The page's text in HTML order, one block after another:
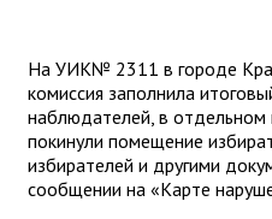
На УИК№ 2311 в городе
комиссия заполнила
наблюдателей, в отдельном
покинули помещение
избирателей и другими
сообщении на «Карте